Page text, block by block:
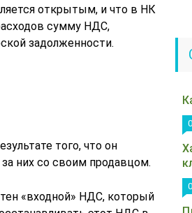
открытым, и что в НК
сумму НДС,
задолженности.
того, что он
них со своим продавцом.
«входной» НДС, который
0
0